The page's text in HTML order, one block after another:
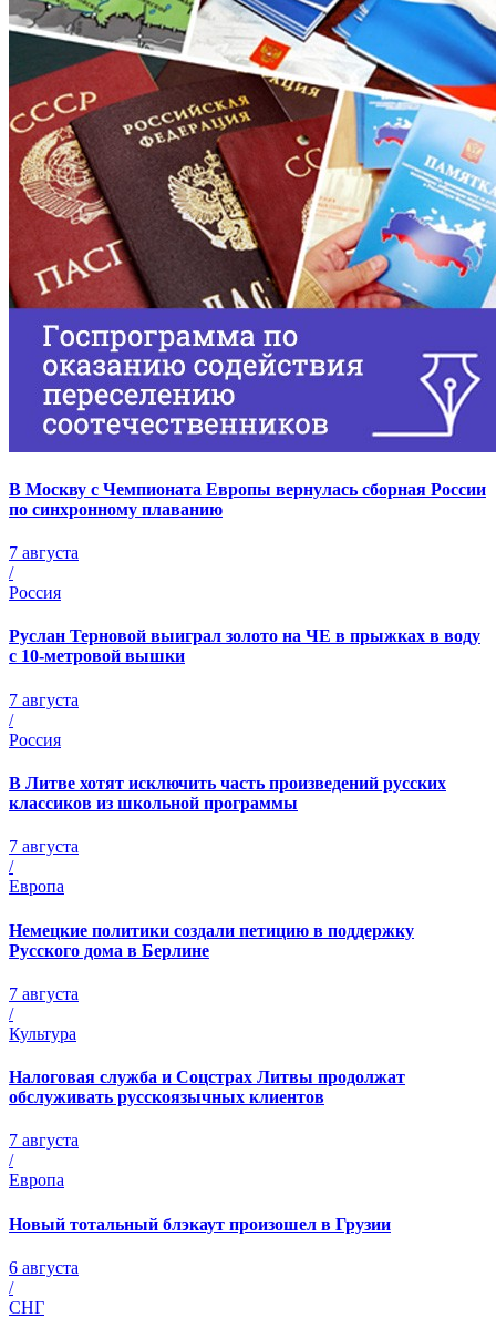
В Москву с Чемпионата Европы вернулась сборная России
по синхронному плаванию
7 августа
/
Россия
Руслан Терновой выиграл золото на ЧЕ в прыжках в воду
с 10-метровой вышки
7 августа
/
Россия
В Литве хотят исключить часть произведений русских
классиков из школьной программы
7 августа
/
Европа
Немецкие политики создали петицию в поддержку
Русского дома в Берлине
7 августа
/
Культура
Налоговая служба и Соцстрах Литвы продолжат
обслуживать русскоязычных клиентов
7 августа
/
Европа
Новый тотальный блэкаут произошел в Грузии
6 августа
/
СНГ